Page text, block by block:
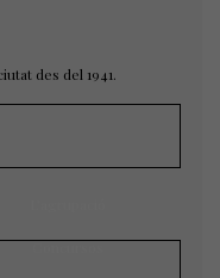
des del 1941.
Concursos